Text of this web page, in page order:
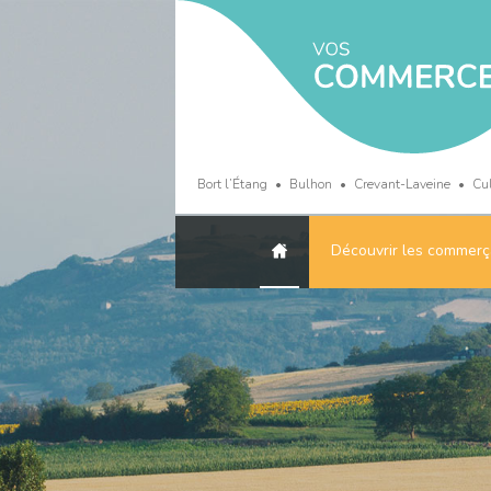
Bort l’Étang Bulhon Crevant-Laveine
Découvrir les